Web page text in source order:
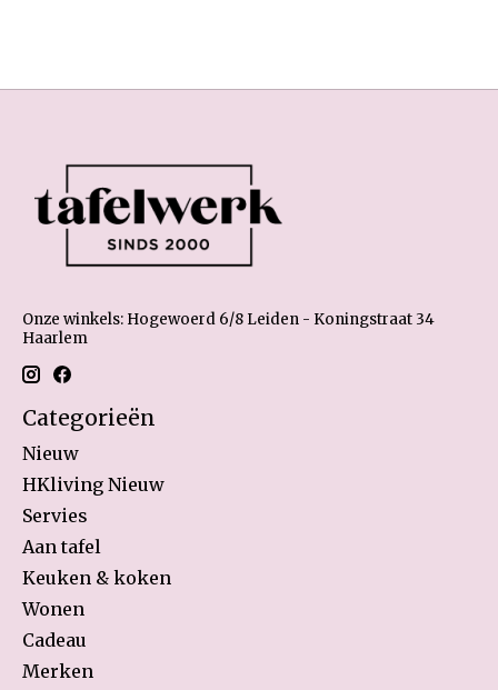
Onze winkels: Hogewoerd 6/8 Leiden - Koningstraat 34
Haarlem
Categorieën
Nieuw
HKliving Nieuw
Servies
Aan tafel
Keuken & koken
Wonen
Cadeau
Merken